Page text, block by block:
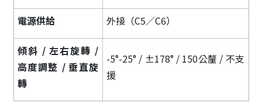
電源供給 外接（C5／C6）
傾斜 / 左右旋轉 /
高度調整 / 垂直旋
轉
-5°-25° / ±178° / 150公釐 / 不支
援